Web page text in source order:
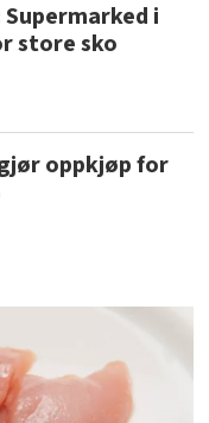
i
store sko
oppkjøp for